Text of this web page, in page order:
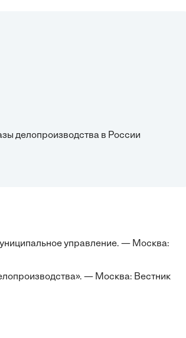
делопроизводства в России
управление. — Москва:
— Москва: Вестник